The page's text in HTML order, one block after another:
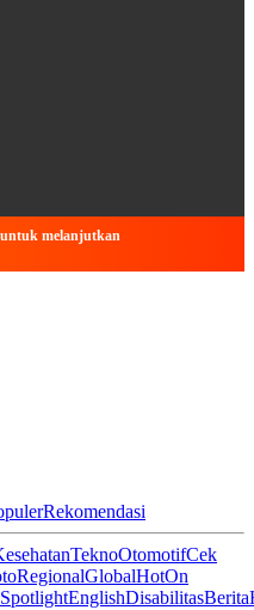
melanjutkan
Rekomendasi
TeknoOtomotifCek
RegionalGlobalHotOn
SpotlightEnglishDisabilitasBerita